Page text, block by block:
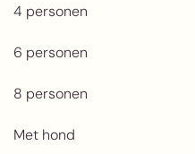
4 personen
6 personen
8 personen
Met hond